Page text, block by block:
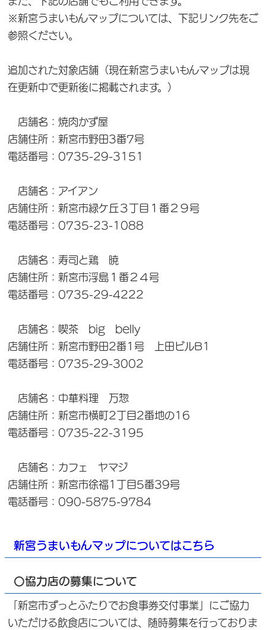
※新宮うまいもんマップについては、下記リンク先をご
参照ください。
追加された対象店舗（現在新宮うまいもんマップは現
在更新中で更新後に掲載されます。）
店舗名：焼肉かず屋
店舗住所：新宮市野田3番7号
電話番号：0735-29-3151
店舗名：アイアン
店舗住所：新宮市緑ケ丘３丁目１番２９号
電話番号：0735-23-1088
店舗名：寿司と鶏 暁
店舗住所：新宮市浮島１番２４号
電話番号：0735-29-4222
店舗名：喫茶 big belly
店舗住所：新宮市野田2番1号 上田ビルB1
電話番号：0735-29-3002
店舗名：中華料理 万惣
店舗住所：新宮市横町2丁目2番地の16
電話番号：0735-22-3195
店舗名：カフェ ヤマジ
店舗住所：新宮市徐福1丁目5番39号
電話番号：090-5875-9784
新宮うまいもんマップについてはこちら
〇協力店の募集について
「新宮市ずっとふたりでお食事券交付事業」にご協力
いただける飲食店については、随時募集を行っておりま